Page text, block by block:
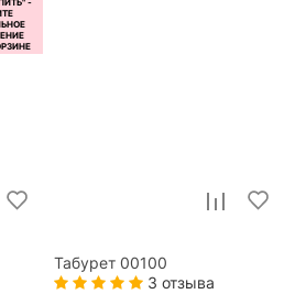
Табурет 00100
3 отзыва